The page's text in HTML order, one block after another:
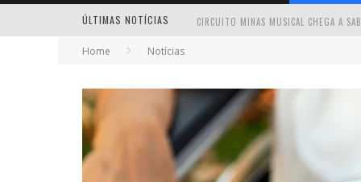
ÚLTIMAS NOTÍCIAS
MILTON GUEDES TRAZ TURNÊ
Home Notícias